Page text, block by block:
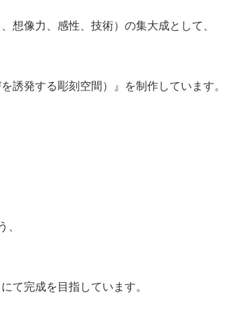
像力、感性、技術）の集大成として、
誘発する彫刻空間）』を制作しています。
て完成を目指しています。